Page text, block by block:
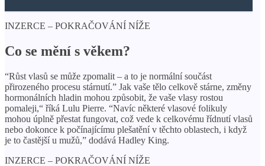
INZERCE – POKRAČOVÁNÍ NÍŽE
Co se mění s věkem?
“Růst vlasů se může zpomalit – a to je normální součást
přirozeného procesu stárnutí.” Jak vaše tělo celkově stárne, změny
hormonálních hladin mohou způsobit, že vaše vlasy rostou
pomaleji,“ říká Lulu Pierre. “Navíc některé vlasové folikuly
mohou úplně přestat fungovat, což vede k celkovému řídnutí vlasů
nebo dokonce k počínajícímu plešatění v těchto oblastech, i když
je to častější u mužů,” dodává Hadley King.
INZERCE – POKRAČOVÁNÍ NÍŽE